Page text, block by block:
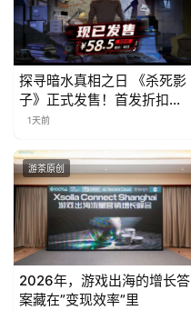
探寻暗水真相之日 《杀死影
子》正式发售！首发折扣限
时开启中
1天前
游茶原创
2026年，游戏出海的增长答
案藏在”变现效率”里